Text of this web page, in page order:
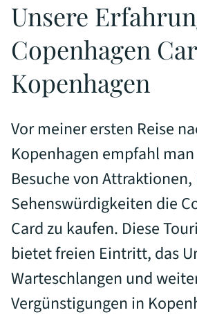
Unsere
Copenhagen
Kopenhagen
Vor meiner ersten Reise
Kopenhagen empfahl
Besuche von Attraktionen,
Sehenswürdigkeiten die
Card zu kaufen. Diese
bietet freien Eintritt, das
Warteschlangen und
Vergünstigungen in